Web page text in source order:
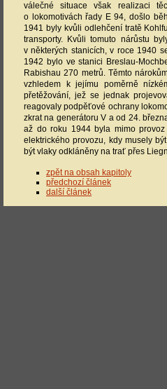
válečné situace však realizaci
o lokomotivách řady E 94, došlo
1941 byly kvůli odlehčení tratě
transporty. Kvůli tomuto nárůstu
v některých stanicích, v roce 1940
1942 bylo ve stanici Breslau-
Rabishau 270 metrů. Těmto
vzhledem k jejímu poměrně
přetěžování, jež se jednak
reagovaly podpěťové ochrany
zkrat na generátoru V a od 24.
až do roku 1944 byla mimo
elektrického provozu, kdy musely
být vlaky odkláněny na trať přes
zpět na obsah kapitoly
předchozí článek
další článek